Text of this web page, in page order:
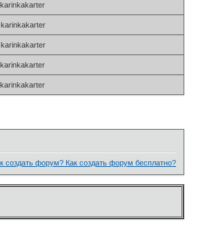
karinkakarter
karinkakarter
karinkakarter
karinkakarter
karinkakarter